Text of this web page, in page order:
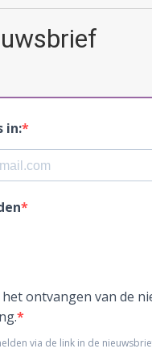
in:
ontvangen van de
via de link in de